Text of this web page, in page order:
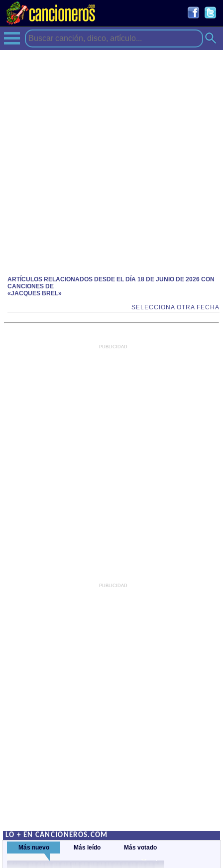
ARTÍCULOS RELACIONADOS DESDE EL DÍA 18 DE JUNIO DE 2026 CON
CANCIONES DE
«JACQUES BREL»
SELECCIONA OTRA FECHA
PUBLICIDAD
PUBLICIDAD
LO + EN CANCIONEROS.COM
Más nuevo Más leído Más votado